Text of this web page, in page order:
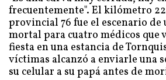
frecuentemente". El kilómetro
provincial 76 fue el escenario de
mortal para cuatro médicos que
fiesta en una estancia de
víctimas alcanzó a enviarle una
su celular a su papá antes de